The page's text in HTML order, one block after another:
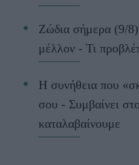
Ζώδια σήμερα (9/
μέλλον - Τι
Η συνήθεια που
σου - Συμβαίνει
καταλαβαίνουμε